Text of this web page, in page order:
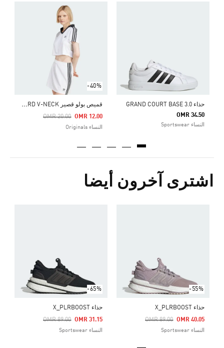
حذاء GRAND COURT BASE 3.0
OMR 34.50
النساء Sportswear
-40%
ق
ميص بولو قصير ADICOLOR FOOTBALL JACQUARD V-NECK
Price Reduced From
OMR 20.00
To OMR 12.00
النساء Originals
اشترى آخرون أيضا
-55%
حذاء X_PLRBOOST
Price Reduced From
OMR 89.00
To OMR 40.05
النساء Sportswear
-65%
حذاء X_PLRBOOST
Price Reduced From
OMR 89.00
To OMR 31.15
النساء Sportswear